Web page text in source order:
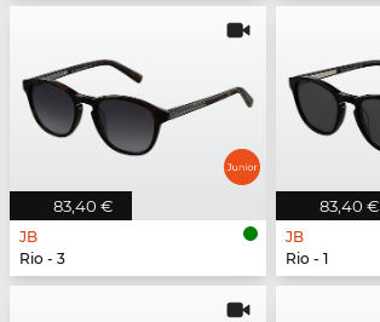
83,40 €
JB
Rio - 3
83,40 €
JB
Rio - 1